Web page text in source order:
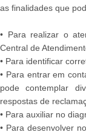
as finalidades que
• Para realizar o
Central de
• Para identificar
• Para entrar em
pode contemplar
respostas de
• Para auxiliar no
• Para desenvolver